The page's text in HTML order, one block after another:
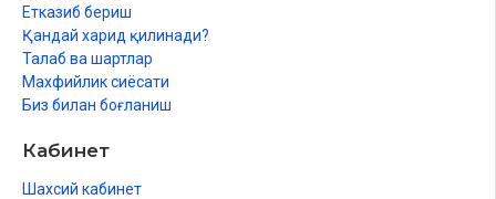
Етказиб бериш
Қандай харид қилинади?
Талаб ва шартлар
Махфийлик сиёсати
Биз билан боғланиш
Кабинет
Шахсий кабинет